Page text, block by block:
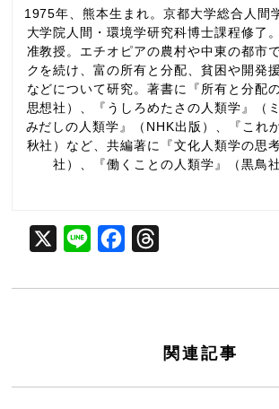
1975年、熊本生まれ。京都大学総合人間
大学院人間・環境学研究科博士課程修了
准教授。エチオピアの農村や中東の都市
クを続け、富の所有と分配、貧困や開発
などについて研究。著書に『所有と分配
思想社）、『うしろめたさの人類学』（
みだしの人類学』（NHK出版）、『これ
秋社）など、共編著に『文化人類学の思
社）、『働くことの人類学』（黒鳥
X Line Facebook
関連記事